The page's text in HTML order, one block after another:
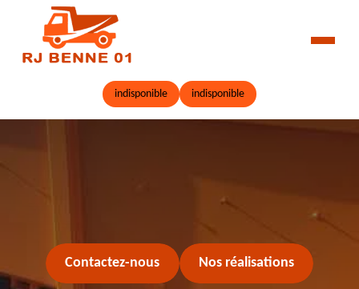
indisponible indisponible
Contactez-nous Nos réalisations